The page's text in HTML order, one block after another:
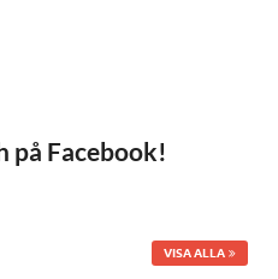
på Facebook!
VISA ALLA